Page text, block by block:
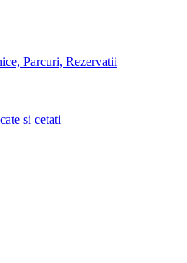
Parcuri, Rezervatii
si cetati